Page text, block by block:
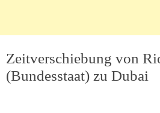
Zeitverschiebung von
(Bundesstaat) zu Dubai